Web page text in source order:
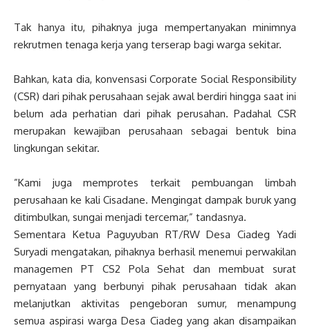
‎Tak hanya itu, pihaknya juga mempertanyakan minimnya
rekrutmen tenaga kerja yang terserap bagi warga sekitar.
‎Bahkan, kata dia, konvensasi Corporate Social Responsibility
(CSR) dari pihak perusahaan sejak awal berdiri hingga saat ini
belum ada perhatian dari pihak perusahan. Padahal CSR
merupakan kewajiban perusahaan sebagai bentuk bina
lingkungan sekitar.
‎”Kami juga memprotes terkait pembuangan limbah
perusahaan ke kali Cisadane. Mengingat dampak buruk yang
ditimbulkan, sungai menjadi tercemar,” tandasnya.
Sementara Ketua Paguyuban RT/RW Desa Ciadeg Yadi
Suryadi mengatakan, pihaknya berhasil menemui perwakilan
managemen PT CS2 Pola Sehat dan membuat surat
pernyataan yang berbunyi pihak perusahaan tidak akan
melanjutkan aktivitas pengeboran sumur, menampung
semua aspirasi warga Desa Ciadeg yang akan disampaikan